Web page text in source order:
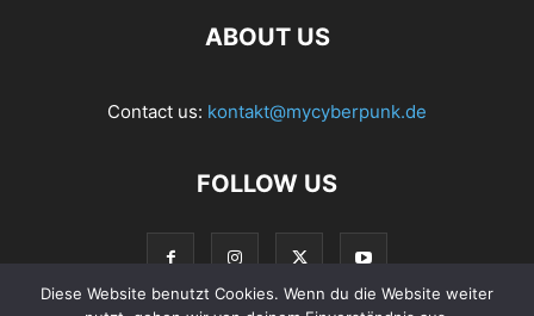
ABOUT US
Contact us: kontakt@mycyberpunk.de
FOLLOW US
Diese Website benutzt Cookies. Wenn du die Website weiter